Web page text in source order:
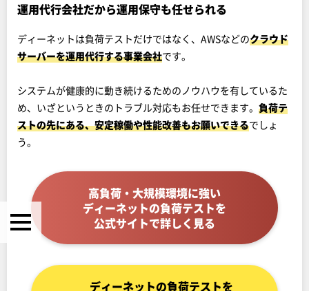
運用代行会社だから運用保守も任せられる
ディーネットは負荷テストだけではなく、AWSなどのクラウド
サーバーを運用代行する事業会社です。
システムが健康的に動き続けるためのノウハウを有しているた
め、いざというときのトラブル対応もお任せできます。 負荷テ
ストの先にある、安定稼働や性能改善もお願いできるでしょ
う。
高負荷・大規模環境に強い
ディーネットの負荷テストを
公式サイトで詳しく見る
ディーネットの負荷テストを